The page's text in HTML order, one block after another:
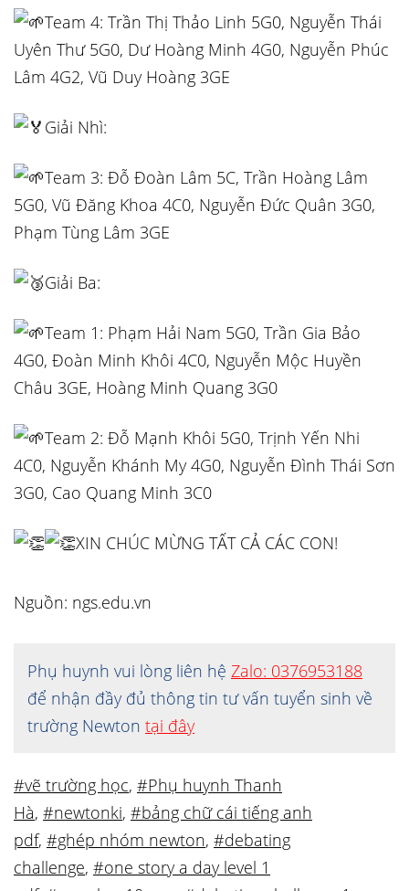
Team 4: Trần Thị Thảo Linh 5G0, Nguyễn Thái
Uyên Thư 5G0, Dư Hoàng Minh 4G0, Nguyễn Phúc
Lâm 4G2, Vũ Duy Hoàng 3GE
Giải Nhì:
Team 3: Đỗ Đoàn Lâm 5C, Trần Hoàng Lâm
5G0, Vũ Đăng Khoa 4C0, Nguyễn Đức Quân 3G0,
Phạm Tùng Lâm 3GE
Giải Ba:
Team 1: Phạm Hải Nam 5G0, Trần Gia Bảo
4G0, Đoàn Minh Khôi 4C0, Nguyễn Mộc Huyền
Châu 3GE, Hoàng Minh Quang 3G0
Team 2: Đỗ Mạnh Khôi 5G0, Trịnh Yến Nhi
4C0, Nguyễn Khánh My 4G0, Nguyễn Đình Thái Sơn
3G0, Cao Quang Minh 3C0
XIN CHÚC MỪNG TẤT CẢ CÁC CON!
Nguồn: ngs.edu.vn
Phụ huynh vui lòng liên hệ Zalo: 0376953188
để nhận đầy đủ thông tin tư vấn tuyển sinh về
trường Newton tại đây
#vẽ trường học, #Phụ huynh Thanh
Hà, #newtonki, #bảng chữ cái tiếng anh
pdf, #ghép nhóm newton, #debating
challenge, #one story a day level 1